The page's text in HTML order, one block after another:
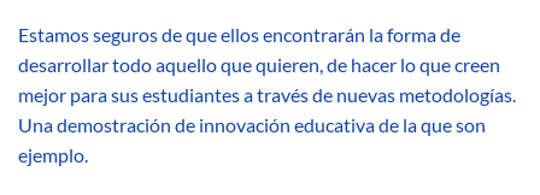
Estamos seguros de que ellos encontrarán la forma de
desarrollar todo aquello que quieren, de hacer lo que creen
mejor para sus estudiantes a través de nuevas metodologías.
Una demostración de innovación educativa de la que son
ejemplo.